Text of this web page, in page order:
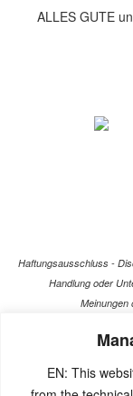
EN: This
ALLES GUTE
Haftungsausschluss -
Handlung oder
Meinungen
Gespräch mit dem
Versuch einer Diagnose